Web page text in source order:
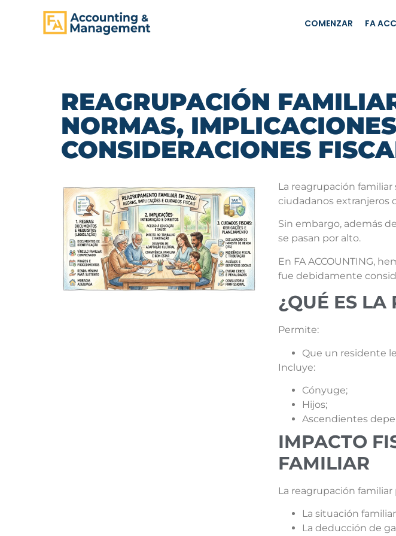
COMENZAR
FA
REAGRUPACIÓN
NORMAS,
CONSIDERACIONES
La reagrupación
ciudadanos extranjeros
Sin embargo, además
se pasan por alto.
En FA ACCOUNTING,
fue debidamente
¿QUÉ ES
Permite:
Que un residente
Incluye:
Cónyuge;
Hijos;
Ascendientes
IMPACTO
FAMILIAR
La reagrupación
La situación
La deducción de